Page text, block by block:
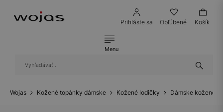
Prihláste sa Obľúbené Košík
Menu
Wojas Kožené topánky dámske Kožené lodičky Dámske kožené